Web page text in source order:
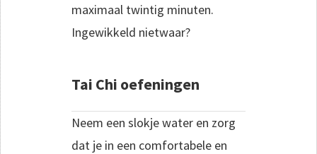
maximaal twintig minuten.
Ingewikkeld nietwaar?
Tai Chi oefeningen
Neem een slokje water en zorg
dat je in een comfortabele en